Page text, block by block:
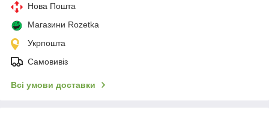
Нова Пошта
Магазини Rozetka
Укрпошта
Самовивіз
Всі умови доставки